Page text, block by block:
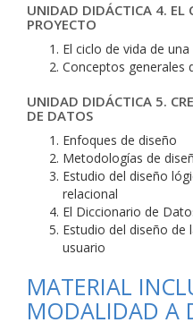
UNIDAD DIDÁCTICA 4. EL
PROYECTO
El ciclo de vida de
Conceptos generales
UNIDAD DIDÁCTICA 5.
DE DATOS
Enfoques de diseño
Metodologías de
Estudio del diseño
relacional
El Diccionario de
Estudio del diseño de
usuario
MATERIAL
MODALIDAD A